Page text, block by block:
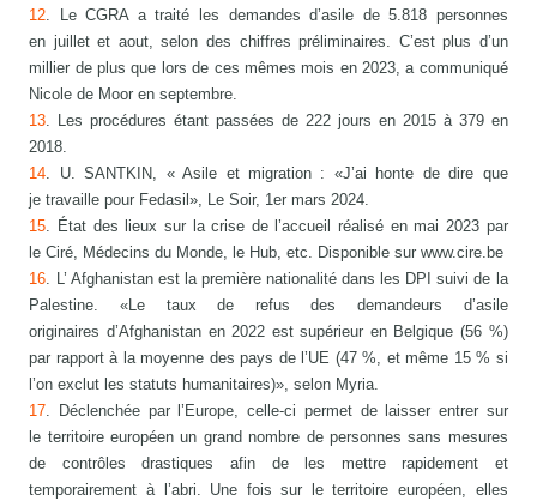
12. Le CGRA a traité les demandes d’asile de 5.818 personnes
en juillet et aout, selon des chiffres préliminaires. C’est plus d’un
millier de plus que lors de ces mêmes mois en 2023, a communiqué
Nicole de Moor en septembre.
13. Les procédures étant passées de 222 jours en 2015 à 379 en
2018.
14. U. SANTKIN, « Asile et migration : «J’ai honte de dire que
je travaille pour Fedasil», Le Soir, 1er mars 2024.
15. État des lieux sur la crise de l’accueil réalisé en mai 2023 par
le Ciré, Médecins du Monde, le Hub, etc. Disponible sur www.cire.be
16. L’ Afghanistan est la première nationalité dans les DPI suivi de la
Palestine. «Le taux de refus des demandeurs d’asile
originaires d’Afghanistan en 2022 est supérieur en Belgique (56 %)
par rapport à la moyenne des pays de l’UE (47 %, et même 15 % si
l’on exclut les statuts humanitaires)», selon Myria.
17. Déclenchée par l’Europe, celle-ci permet de laisser entrer sur
le territoire européen un grand nombre de personnes sans mesures
de contrôles drastiques afin de les mettre rapidement et
temporairement à l’abri. Une fois sur le territoire européen, elles